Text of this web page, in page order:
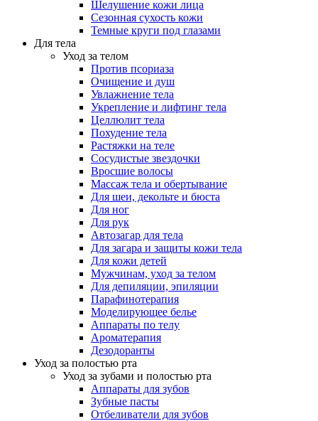
Шелушение кожи лица
Сезонная сухость кожи
Темные круги под глазами
Для тела
Уход за телом
Против псориаза
Очищение и душ
Увлажнение тела
Укрепление и лифтинг тела
Целлюлит тела
Похудение тела
Растяжки на теле
Сосудистые звездочки
Вросшие волосы
Массаж тела и обертывание
Для шеи, декольте и бюста
Для ног
Для рук
Автозагар для тела
Для загара и защиты кожи тела
Для кожи детей
Мужчинам, уход за телом
Для депиляции, эпиляции
Парафинотерапия
Моделирующее белье
Аппараты по телу
Ароматерапия
Дезодоранты
Уход за полостью рта
Уход за зубами и полостью рта
Аппараты для зубов
Зубные пасты
Отбеливатели для зубов